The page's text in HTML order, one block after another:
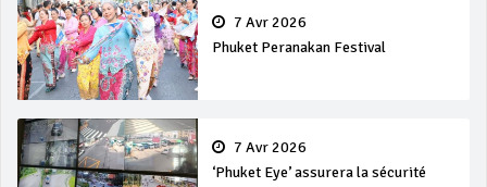
7 Avr 2026
Phuket Peranakan Festival
7 Avr 2026
‘Phuket Eye’ assurera la sécurité